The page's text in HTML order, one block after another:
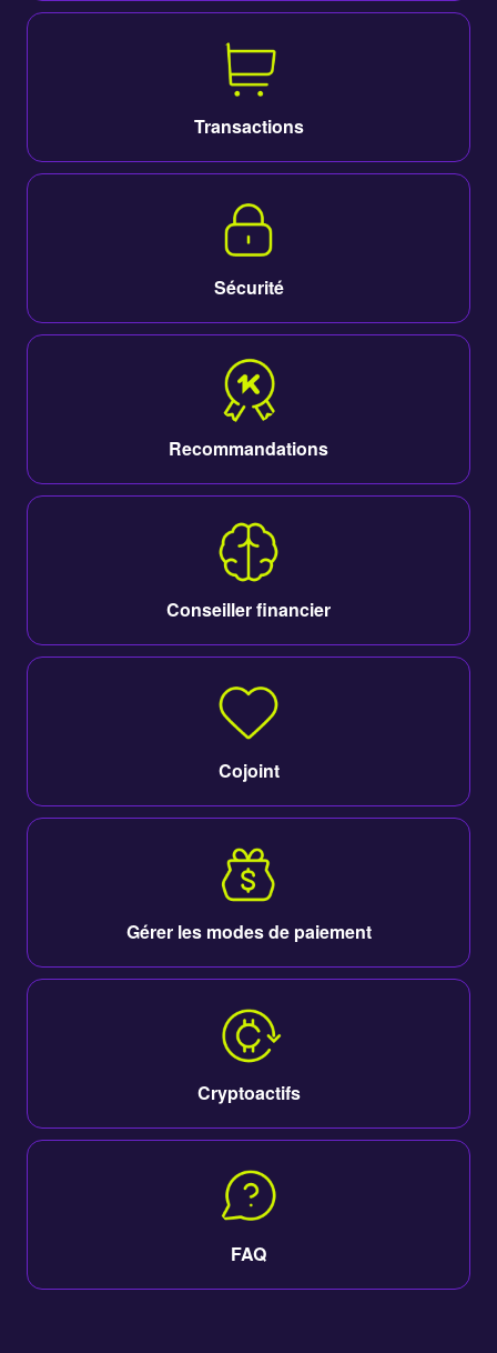
Transactions
Sécurité
Recommandations
Conseiller financier
Cojoint
Gérer les modes de paiement
Cryptoactifs
FAQ